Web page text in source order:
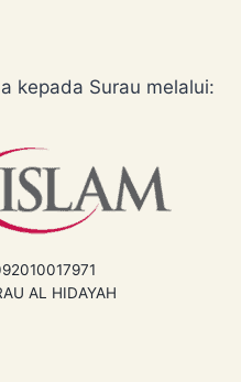
kepada Surau melalui:
AL HIDAYAH